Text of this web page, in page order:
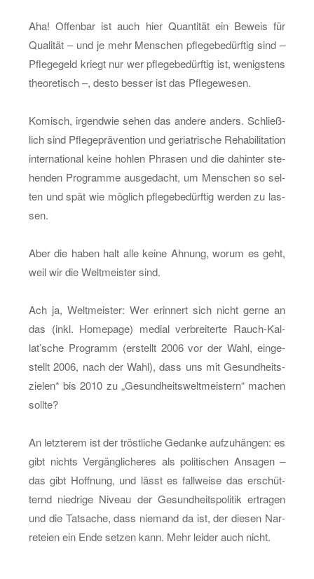
Aha! Of­fen­bar ist auch hier Quan­ti­tät ein Be­weis für
Qua­li­tät – und je mehr Men­schen pfle­ge­be­dürf­tig sind –
Pfle­ge­geld kriegt nur wer pfle­ge­be­dürf­tig ist, we­nigs­tens
theo­re­tisch –, desto bes­ser ist das Pfle­ge­we­sen.
Ko­misch, ir­gend­wie sehen das an­de­re an­ders. Schließ­
lich sind Pfle­ge­prä­ven­ti­on und ger­ia­tri­sche Re­ha­bi­li­ta­ti­on
in­ter­na­tio­nal keine hoh­len Phra­sen und die da­hin­ter ste­
hen­den Pro­gram­me aus­ge­dacht, um Men­schen so sel­
ten und spät wie mög­lich pfle­ge­be­dürf­tig wer­den zu las­
sen.
Aber die haben halt alle keine Ah­nung, worum es geht,
weil wir die Welt­meis­ter sind.
Ach ja, Welt­meis­ter: Wer er­in­nert sich nicht gerne an
das (inkl. Home­page) me­di­al ver­brei­ter­te Rauch-Kal­
lat’sche Pro­gramm (er­stellt 2006 vor der Wahl, ein­ge­
stellt 2006, nach der Wahl), dass uns mit Ge­sund­heits­
zie­len* bis 2010 zu „Ge­sund­heits­welt­meis­tern“ ma­chen
soll­te?
An letz­te­rem ist der tröst­li­che Ge­dan­ke auf­zu­hän­gen: es
gibt nichts Ver­gäng­li­che­res als po­li­ti­schen An­sa­gen –
das gibt Hoff­nung, und lässt es fall­wei­se das er­schüt­
ternd nied­ri­ge Ni­veau der Ge­sund­heits­po­li­tik er­tra­gen
und die Tat­sa­che, dass nie­mand da ist, der die­sen Nar­
re­tei­en ein Ende set­zen kann. Mehr lei­der auch nicht.